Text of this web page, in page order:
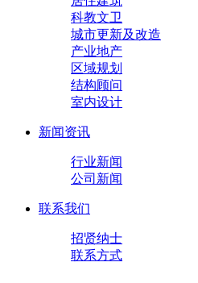
科教文卫
城市更新及改造
产业地产
区域规划
结构顾问
室内设计
新闻资讯
行业新闻
公司新闻
联系我们
招贤纳士
联系方式